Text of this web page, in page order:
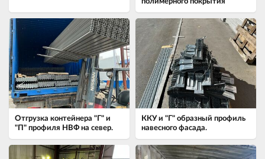
Отгрузка контейнера "Г" и
"П" профиля НВФ на север.
ККУ и "Г" образный профиль
навесного фасада.